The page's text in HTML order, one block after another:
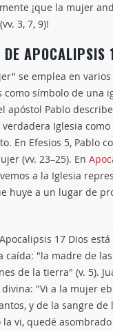
¡que la mujer
3, 7, 9)!
APOCALIPSIS
se emplea en varios
como símbolo de una
apóstol Pablo
Iglesia
En Efesios 5, Pablo
(vv. 23–25). En
a la Iglesia
huye a un lugar de
17 Dios
caída: "la madre de
de la tierra" (v. 5).
"Vi a la mujer
y de la sangre
la vi, quedé